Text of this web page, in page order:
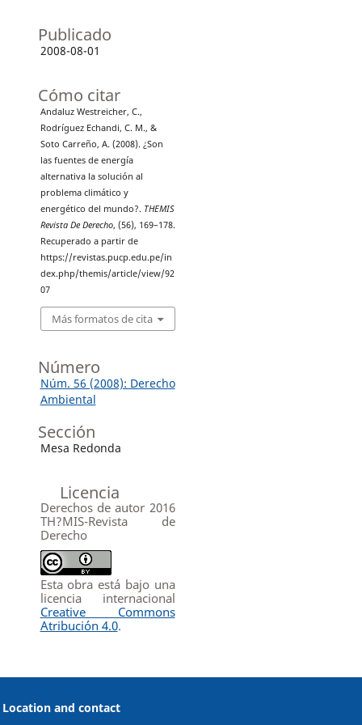
Publicado
2008-08-01
Cómo citar
Andaluz Westreicher, C.,
Rodríguez Echandi, C. M., &
Soto Carreño, A. (2008). ¿Son
las fuentes de energía
alternativa la solución al
problema climático y
energético del mundo?. THEMIS
Revista De Derecho, (56), 169–178.
Recuperado a partir de
https://revistas.pucp.edu.pe/in
dex.php/themis/article/view/92
07
Más formatos de cita
Número
Núm. 56 (2008): Derecho
Ambiental
Sección
Mesa Redonda
Licencia
Derechos de autor 2016
TH?MIS-Revista de
Derecho
Esta obra está bajo una
licencia internacional
Creative Commons
Atribución 4.0.
Location and contact